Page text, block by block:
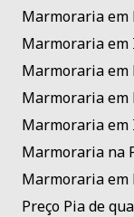
Marmoraria em
Marmoraria em
Marmoraria em
Marmoraria em
Marmoraria em
Marmoraria na
Marmoraria em
Preço Pia de